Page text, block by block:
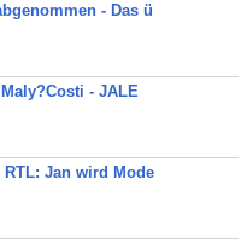
- Das ü
- JALE
Jan wird Mode